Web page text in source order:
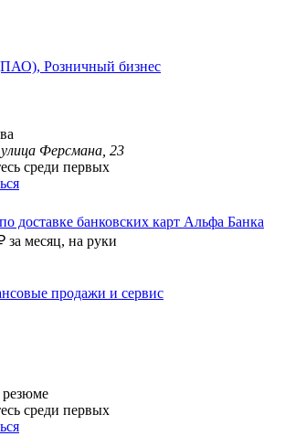
Розничный бизнес
Ферсмана, 23
среди первых
доставке банковских карт Альфа Банка
за месяц, на руки
продажи и сервис
среди первых